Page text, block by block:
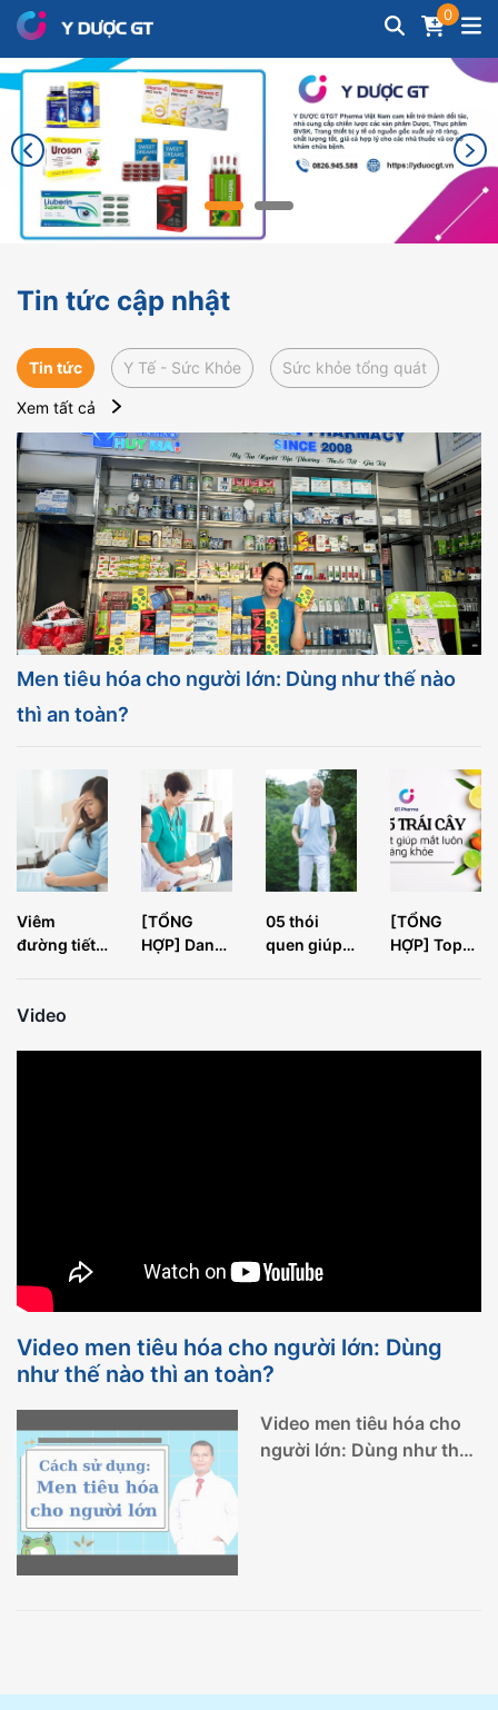
0
Tin tức cập nhật
Tin tức Y Tế - Sức Khỏe Sức khỏe tổng quát
Xem tất cả
Men tiêu hóa cho người lớn: Dùng như thế nào
thì an toàn?
Viêm
đường tiết
thai: Dấu
[TỔNG
HỢP] Danh
05 thói
quen giúp
[TỔNG
HỢP] Top
Video
Video men tiêu hóa cho người lớn: Dùng
như thế nào thì an toàn?
Video men tiêu hóa cho
người lớn: Dùng như thế